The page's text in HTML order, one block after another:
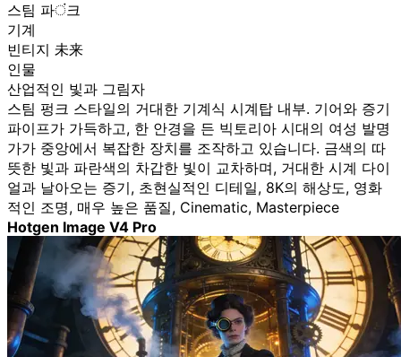
스팀 파ं크
기계
빈티지 未来
인물
산업적인 빛과 그림자
스팀 펑크 스타일의 거대한 기계식 시계탑 내부. 기어와 증기
파이프가 가득하고, 한 안경을 든 빅토리아 시대의 여성 발명
가가 중앙에서 복잡한 장치를 조작하고 있습니다. 금색의 따
뜻한 빛과 파란색의 차갑한 빛이 교차하며, 거대한 시계 다이
얼과 날아오는 증기, 초현실적인 디테일, 8K의 해상도, 영화
적인 조명, 매우 높은 품질, Cinematic, Masterpiece
Hotgen Image V4 Pro